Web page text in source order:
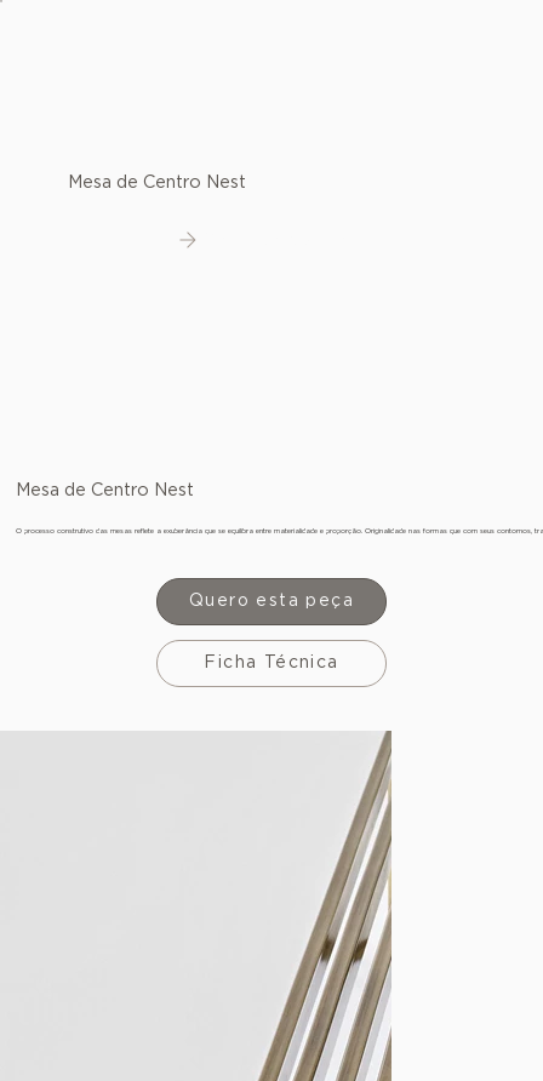
Mesa de Centro Nest
Mesa de Centro Nest
O processo construtivo das mesas reflete a exuberância que se equilibra entre materialidade e proporção. Originalidade nas formas que com seus contornos,
Quero esta peça
Ficha Técnica